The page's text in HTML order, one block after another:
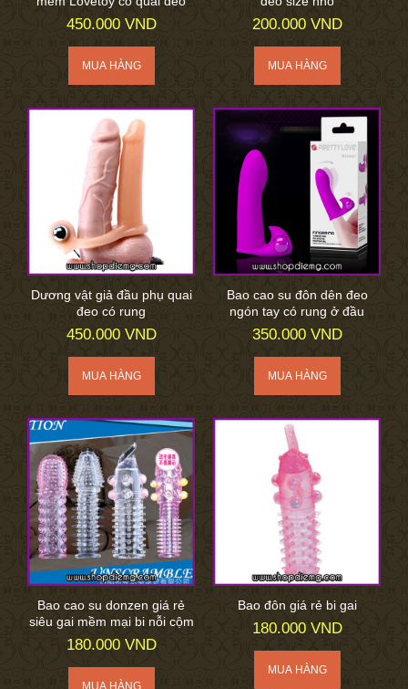
450.000 VND 200.000 VND
Dương vật giả đầu phụ quai
đeo có rung
450.000 VND
Bao cao su đôn dên đeo
ngón tay có rung ở đầu
350.000 VND
Bao cao su donzen giá rẻ
siêu gai mềm mại bi nỗi cộm
180.000 VND
Bao đôn giá rẻ bi gai
180.000 VND